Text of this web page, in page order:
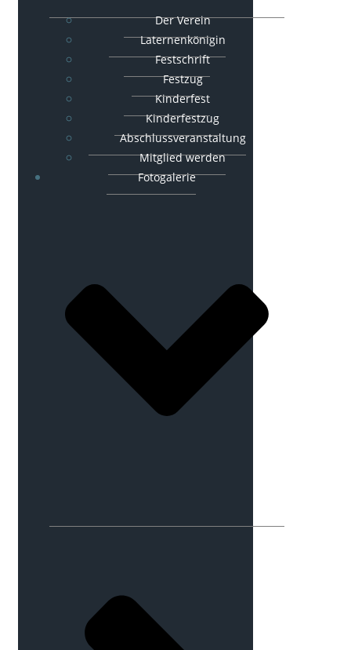
Der Verein
Laternenkönigin
Festschrift
Festzug
Kinderfest
Kinderfestzug
Abschlussveranstaltung
Mitglied werden
Fotogalerie